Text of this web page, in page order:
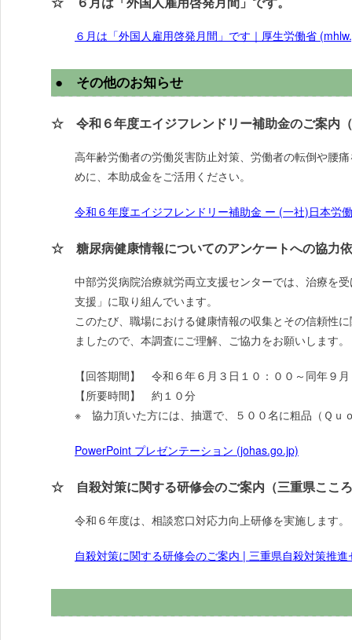
６月は「外国人雇用啓発月間」です｜厚生労働省
● その他のお知らせ
☆ 令和６年度エイジフレンドリー補助金のご案内
高年齢労働者の労働災害防止対策、労働者の転倒や腰
めに、本助成金をご活用ください。
令和６年度エイジフレンドリー補助金 ー (一社)日本労
☆ 糖尿病健康情報についてのアンケートへの協力
中部労災病院治療就労両立支援センターでは、治療を
支援」に取り組んでいます。
このたび、職場における健康情報の収集とその信頼性
ましたので、本調査にご理解、ご協力をお願いします。
【回答期間】 令和６年６月３日１０：００～同年９
【所要時間】 約１０分
※ 協力頂いた方には、抽選で、５００名に粗品（Ｑｕ
PowerPoint プレゼンテーション (johas.go.jp)
☆ 自殺対策に関する研修会のご案内（三重県ここ
令和６年度は、相談窓口対応力向上研修を実施します。
自殺対策に関する研修会のご案内 | 三重県自殺対策推